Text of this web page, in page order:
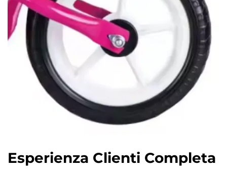
Esperienza Clienti Completa